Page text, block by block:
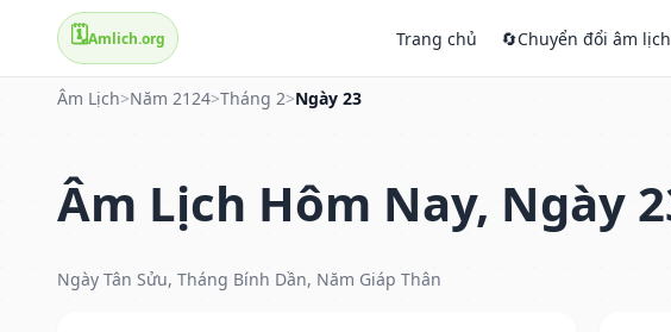
🗓️Amlich.org Trang chủ 🔄Chuyển đổi âm lịch
Âm Lịch>Năm 2124>Tháng 2>Ngày 23
Âm Lịch Hôm Nay, Ngày
Ngày Tân Sửu, Tháng Bính Dần, Năm Giáp Thân